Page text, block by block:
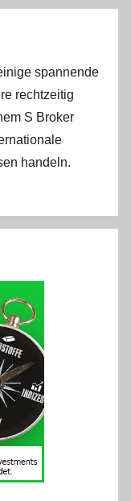
spannende
rechtzeitig
S Broker
handeln.